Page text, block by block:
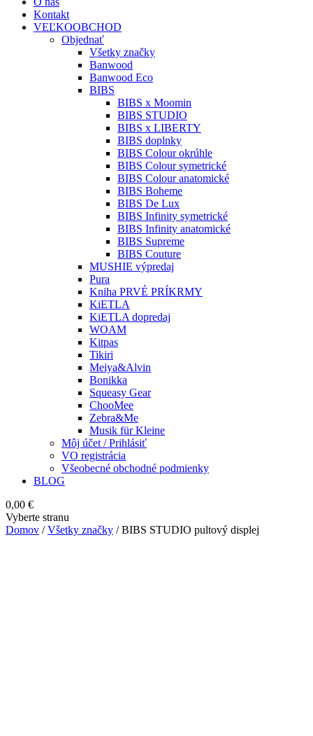
Kontakt
VEĽKOOBCHOD
Objednať
Všetky značky
Banwood
Banwood Eco
BIBS
BIBS x Moomin
BIBS STUDIO
BIBS x LIBERTY
BIBS doplnky
BIBS Colour okrúhle
BIBS Colour symetrické
BIBS Colour anatomické
BIBS Boheme
BIBS De Lux
BIBS Infinity symetrické
BIBS Infinity anatomické
BIBS Supreme
BIBS Couture
MUSHIE výpredaj
Pura
Kniha PRVÉ PRÍKRMY
KiETLA
KiETLA dopredaj
WOAM
Kitpas
Tikiri
Meiya&Alvin
Bonikka
Squeasy Gear
ChooMee
Zebra&Me
Musik für Kleine
Môj účet / Prihlásiť
VO registrácia
Všeobecné obchodné podmienky
BLOG
0,00 €
Vyberte stranu
Domov /Všetky značky / BIBS STUDIO pultový displej